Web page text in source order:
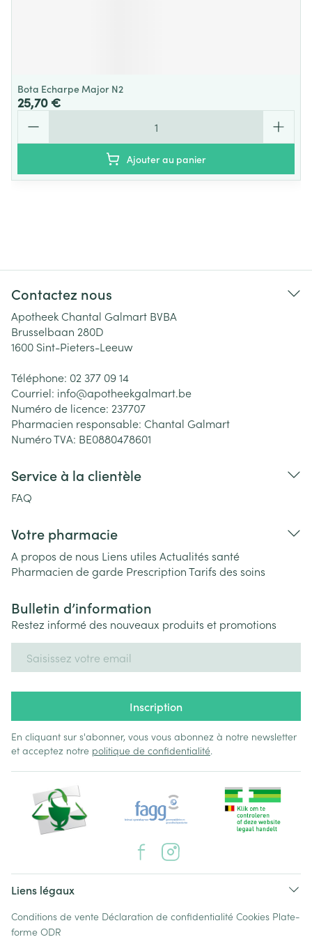
Bota Echarpe Major N2
25,70 €
Ajouter au panier
Contactez nous
Apotheek Chantal Galmart BVBA
Brusselbaan 280D
1600 Sint-Pieters-Leeuw
Téléphone: 02 377 09 14
Courriel: info@apotheekgalmart.be
Numéro de licence: 237707
Pharmacien responsable: Chantal Galmart
Numéro TVA: BE0880478601
Service à la clientèle
FAQ
Votre pharmacie
A propos de nous Liens utiles Actualités santé
Pharmacien de garde PrescriptionTarifs des soins
Bulletin d’information
Restez informé des nouveaux produits et promotions
Inscription
En cliquant sur s'abonner, vous vous abonnez à notre newsletter
et acceptez notre politique de confidentialité.
Liens légaux
Conditions de vente Déclaration de confidentialité Cookies Plate-
forme ODR